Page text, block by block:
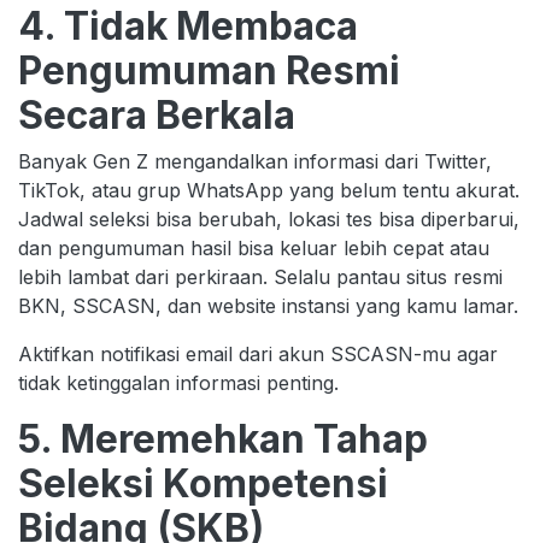
4. Tidak Membaca
Pengumuman Resmi
Secara Berkala
Banyak Gen Z mengandalkan informasi dari Twitter,
TikTok, atau grup WhatsApp yang belum tentu akurat.
Jadwal seleksi bisa berubah, lokasi tes bisa diperbarui,
dan pengumuman hasil bisa keluar lebih cepat atau
lebih lambat dari perkiraan. Selalu pantau situs resmi
BKN, SSCASN, dan website instansi yang kamu lamar.
Aktifkan notifikasi email dari akun SSCASN-mu agar
tidak ketinggalan informasi penting.
5. Meremehkan Tahap
Seleksi Kompetensi
Bidang (SKB)